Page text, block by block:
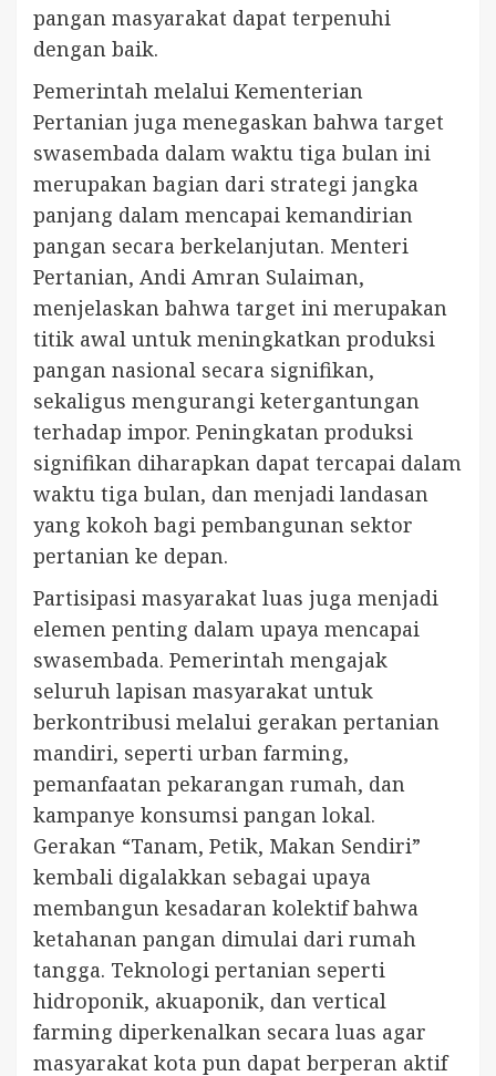
pangan masyarakat dapat terpenuhi
dengan baik.
Pemerintah melalui Kementerian
Pertanian juga menegaskan bahwa target
swasembada dalam waktu tiga bulan ini
merupakan bagian dari strategi jangka
panjang dalam mencapai kemandirian
pangan secara berkelanjutan. Menteri
Pertanian, Andi Amran Sulaiman,
menjelaskan bahwa target ini merupakan
titik awal untuk meningkatkan produksi
pangan nasional secara signifikan,
sekaligus mengurangi ketergantungan
terhadap impor. Peningkatan produksi
signifikan diharapkan dapat tercapai dalam
waktu tiga bulan, dan menjadi landasan
yang kokoh bagi pembangunan sektor
pertanian ke depan.
Partisipasi masyarakat luas juga menjadi
elemen penting dalam upaya mencapai
swasembada. Pemerintah mengajak
seluruh lapisan masyarakat untuk
berkontribusi melalui gerakan pertanian
mandiri, seperti urban farming,
pemanfaatan pekarangan rumah, dan
kampanye konsumsi pangan lokal.
Gerakan “Tanam, Petik, Makan Sendiri”
kembali digalakkan sebagai upaya
membangun kesadaran kolektif bahwa
ketahanan pangan dimulai dari rumah
tangga. Teknologi pertanian seperti
hidroponik, akuaponik, dan vertical
farming diperkenalkan secara luas agar
masyarakat kota pun dapat berperan aktif